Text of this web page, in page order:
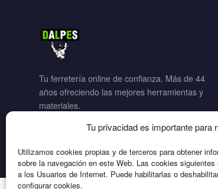
Tu privacidad es importante para
Utilizamos cookies propias y de terceros para obtener
sobre la navegación en este Web. Las cookies
a los Usuarios de Internet. Puede habilitarlas o
configurar cookies.
Tu ferretería online de confianza. Más de 44
años ofreciendo las mejores herramientas y
materiales.